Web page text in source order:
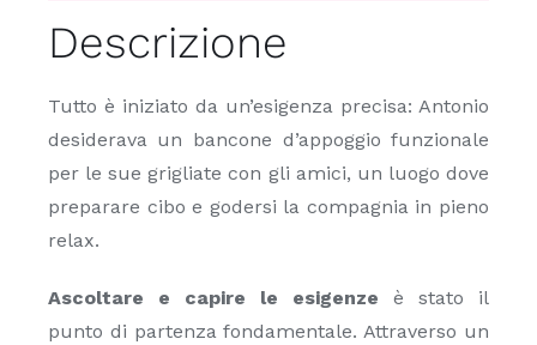
Descrizione
Tutto è iniziato da un’esigenza precisa: Antonio
desiderava un bancone d’appoggio funzionale
per le sue grigliate con gli amici, un luogo dove
preparare cibo e godersi la compagnia in pieno
relax.
Ascoltare e capire le esigenze è stato il
punto di partenza fondamentale. Attraverso un